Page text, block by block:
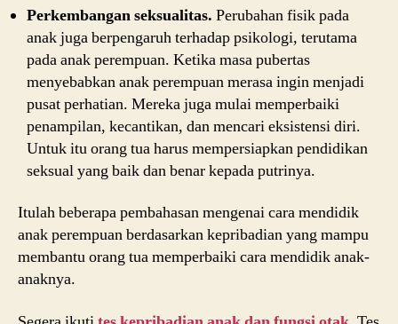
Perkembangan seksualitas. Perubahan fisik pada
anak juga berpengaruh terhadap psikologi, terutama
pada anak perempuan. Ketika masa pubertas
menyebabkan anak perempuan merasa ingin menjadi
pusat perhatian. Mereka juga mulai memperbaiki
penampilan, kecantikan, dan mencari eksistensi diri.
Untuk itu orang tua harus mempersiapkan pendidikan
seksual yang baik dan benar kepada putrinya.
Itulah beberapa pembahasan mengenai cara mendidik
anak perempuan berdasarkan kepribadian yang mampu
membantu orang tua memperbaiki cara mendidik anak-
anaknya.